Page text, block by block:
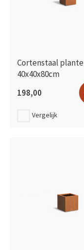
Cortenstaal
40x40x80cm
198,00
Vergelijk